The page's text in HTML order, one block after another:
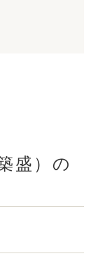
盛）の